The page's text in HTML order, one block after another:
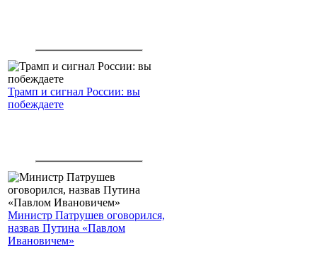
Трамп и сигнал России: вы
побеждаете
Министр Патрушев оговорился,
назвав Путина «Павлом
Ивановичем»